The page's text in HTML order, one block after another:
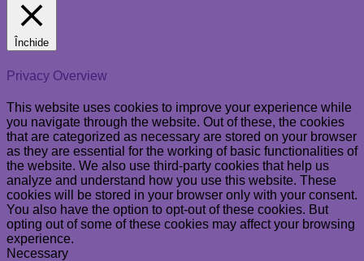
Închide
Privacy Overview
This website uses cookies to improve your experience while
you navigate through the website. Out of these, the cookies
that are categorized as necessary are stored on your browser
as they are essential for the working of basic functionalities of
the website. We also use third-party cookies that help us
analyze and understand how you use this website. These
cookies will be stored in your browser only with your consent.
You also have the option to opt-out of these cookies. But
opting out of some of these cookies may affect your browsing
experience.
Necessary